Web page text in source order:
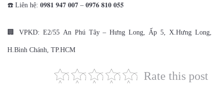
☎️ Liên hệ: 𝟎𝟗𝟖𝟏 𝟗𝟒𝟕 𝟎𝟎𝟕 – 𝟎𝟗𝟕𝟔 𝟖𝟏𝟎 𝟎𝟓𝟓
🏢 VPKD: E2/55 An Phú Tây – Hưng Long, Ấp 5, X.Hưng Long,
H.Bình Chánh, TP.HCM
Rate this post